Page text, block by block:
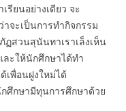
รียนอย่างเดียว จะ
จะเป็นการทำกิจกรรม
ฏสวนสุนันทาเราเล็งเห็น
ะให้นักศึกษาได้ทำ
เพื่อนฝูงใหม่ได้
ศึกษามีทุนการศึกษาด้วย